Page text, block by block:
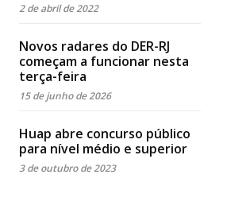
2 de abril de 2022
Novos radares do DER-RJ
começam a funcionar nesta
terça-feira
15 de junho de 2026
Huap abre concurso público
para nível médio e superior
3 de outubro de 2023